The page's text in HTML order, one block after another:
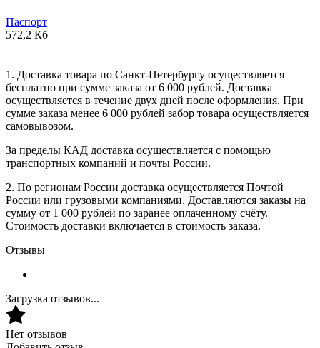
Паспорт
572,2 Кб
1. Доставка товара по Санкт-Петербургу осуществляется
бесплатно при сумме заказа от 6 000 рублей. Доставка
осуществляется в течение двух дней после оформления. При
сумме заказа менее 6 000 рублей забор товара осуществляется
самовывозом.
За пределы КАД доставка осуществляется с помощью
транспортных компаний и почты России.
2. По регионам России доставка осуществляется Почтой
России или грузовыми компаниями. Доставляются заказы на
сумму от 1 000 рублей по заранее оплаченному счёту.
Стоимость доставки включается в стоимость заказа.
Отзывы
Загрузка отзывов...
Нет отзывов